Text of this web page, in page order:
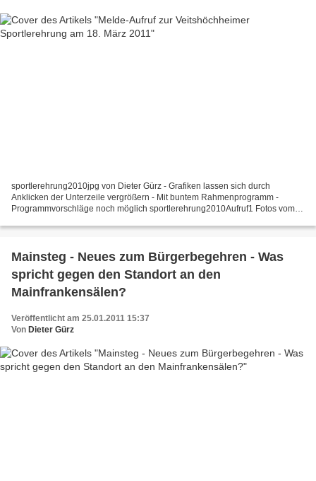
sportlerehrung2010jpg von Dieter Gürz - Grafiken lassen sich durch
Anklicken der Unterzeile vergrößern - Mit buntem Rahmenprogramm -
Programmvorschläge noch möglich sportlerehrung2010Aufruf1 Fotos vom
sportlerehrungKICKBOXERBRUCHBRETT...
Mainsteg - Neues zum Bürgerbegehren - Was
spricht gegen den Standort an den
Mainfrankensälen?
Veröffentlicht am 25.01.2011 15:37
Von Dieter Gürz